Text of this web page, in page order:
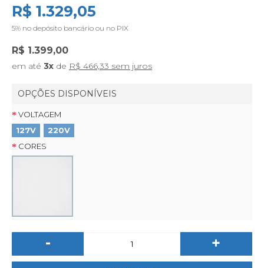
R$ 1.329,05
5% no depósito bancário ou no PIX
R$ 1.399,00
em até 3x de R$ 466,33 sem juros
OPÇÕES DISPONÍVEIS
VOLTAGEM
127V
220V
CORES
- +